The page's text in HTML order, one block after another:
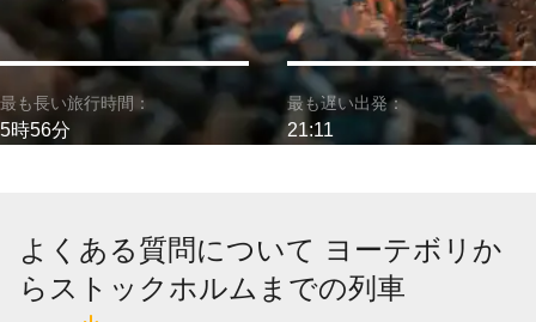
最も長い旅行時間：
5時56分
最も遅い出発：
21:11
よくある質問について ヨーテボリか
らストックホルムまでの列車